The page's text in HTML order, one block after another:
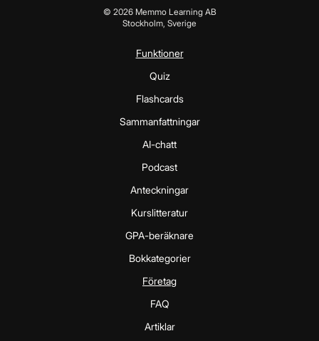
© 2026Memmo Learning AB
Stockholm, Sverige
Funktioner
Quiz
Flashcards
Sammanfattningar
AI-chatt
Podcast
Anteckningar
Kurslitteratur
GPA-beräknare
Bokkategorier
Företag
FAQ
Artiklar